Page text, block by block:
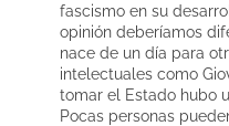
fascismo en su
opinión deberíamos
nace de un día para
intelectuales como
tomar el Estado hubo
Pocas personas